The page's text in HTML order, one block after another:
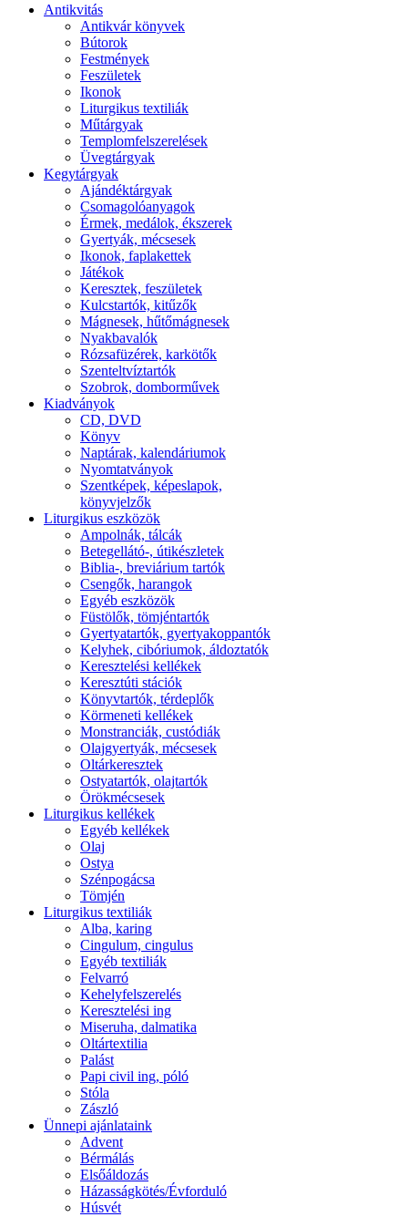
Antikvitás
Antikvár könyvek
Bútorok
Festmények
Feszületek
Ikonok
Liturgikus textiliák
Műtárgyak
Templomfelszerelések
Üvegtárgyak
Kegytárgyak
Ajándéktárgyak
Csomagolóanyagok
Érmek, medálok, ékszerek
Gyertyák, mécsesek
Ikonok, faplakettek
Játékok
Keresztek, feszületek
Kulcstartók, kitűzők
Mágnesek, hűtőmágnesek
Nyakbavalók
Rózsafüzérek, karkötők
Szenteltvíztartók
Szobrok, domborművek
Kiadványok
CD, DVD
Könyv
Naptárak, kalendáriumok
Nyomtatványok
Szentképek, képeslapok,
könyvjelzők
Liturgikus eszközök
Ampolnák, tálcák
Betegellátó-, útikészletek
Biblia-, breviárium tartók
Csengők, harangok
Egyéb eszközök
Füstölők, tömjéntartók
Gyertyatartók, gyertyakoppantók
Kelyhek, cibóriumok, áldoztatók
Keresztelési kellékek
Keresztúti stációk
Könyvtartók, térdeplők
Körmeneti kellékek
Monstranciák, custódiák
Olajgyertyák, mécsesek
Oltárkeresztek
Ostyatartók, olajtartók
Örökmécsesek
Liturgikus kellékek
Egyéb kellékek
Olaj
Ostya
Szénpogácsa
Tömjén
Liturgikus textiliák
Alba, karing
Cingulum, cingulus
Egyéb textiliák
Felvarró
Kehelyfelszerelés
Keresztelési ing
Miseruha, dalmatika
Oltártextilia
Palást
Papi civil ing, póló
Stóla
Zászló
Ünnepi ajánlataink
Advent
Bérmálás
Elsőáldozás
Házasságkötés/Évforduló
Húsvét